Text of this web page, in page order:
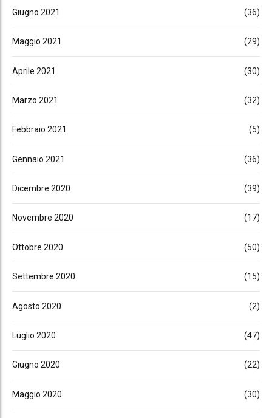
Giugno 2021 (36)
Maggio 2021 (29)
Aprile 2021 (30)
Marzo 2021 (32)
Febbraio 2021 (5)
Gennaio 2021 (36)
Dicembre 2020 (39)
Novembre 2020 (17)
Ottobre 2020 (50)
Settembre 2020 (15)
Agosto 2020 (2)
Luglio 2020 (47)
Giugno 2020 (22)
Maggio 2020 (30)